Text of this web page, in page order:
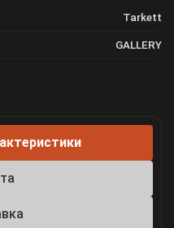
Tarkett
GALLERY